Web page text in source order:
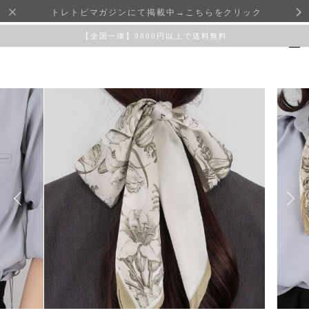
トレトピマガジンにて掲載中→こちらをクリック
【全国一律】9800円以上で送料無料